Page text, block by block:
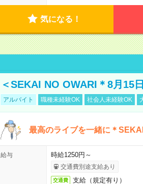
気になる！
＜SEKAI NO OWARI＊8月15
アルバイト 職種未経験OK 社会人未経験OK
最高のライブを一緒に＊
給与 時給1250円～
交通費別途支給あり
交通費 支給（規定有り）